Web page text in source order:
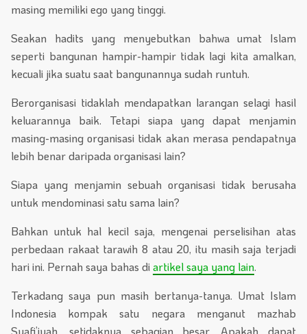
masing memiliki ego yang tinggi.
Seakan hadits yang menyebutkan bahwa umat Islam
seperti bangunan hampir-hampir tidak lagi kita amalkan,
kecuali jika suatu saat bangunannya sudah runtuh.
Berorganisasi tidaklah mendapatkan larangan selagi hasil
keluarannya baik. Tetapi siapa yang dapat menjamin
masing-masing organisasi tidak akan merasa pendapatnya
lebih benar daripada organisasi lain?
Siapa yang menjamin sebuah organisasi tidak berusaha
untuk mendominasi satu sama lain?
Bahkan untuk hal kecil saja, mengenai perselisihan atas
perbedaan rakaat tarawih 8 atau 20, itu masih saja terjadi
hari ini. Pernah saya bahas diartikel saya yang lain.
Terkadang saya pun masih bertanya-tanya. Umat Islam
Indonesia kompak satu negara menganut mazhab